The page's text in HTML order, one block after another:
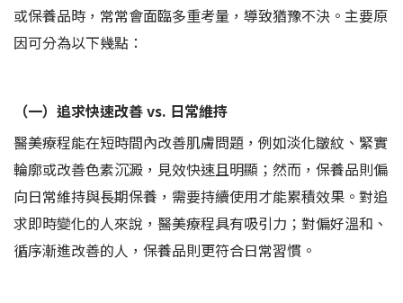
或保養品時，常常會面臨多重考量，導致猶豫不決。主要原
因可分為以下幾點：
（一）追求快速改善 vs. 日常維持
醫美療程能在短時間內改善肌膚問題，例如淡化皺紋、緊實
輪廓或改善色素沉澱，見效快速且明顯；然而，保養品則偏
向日常維持與長期保養，需要持續使用才能累積效果。對追
求即時變化的人來說，醫美療程具有吸引力；對偏好溫和、
循序漸進改善的人，保養品則更符合日常習慣。